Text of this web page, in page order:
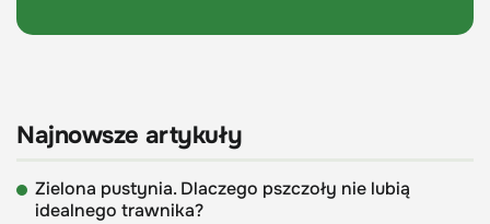
Najnowsze artykuły
Zielona pustynia. Dlaczego pszczoły nie lubią
idealnego trawnika?